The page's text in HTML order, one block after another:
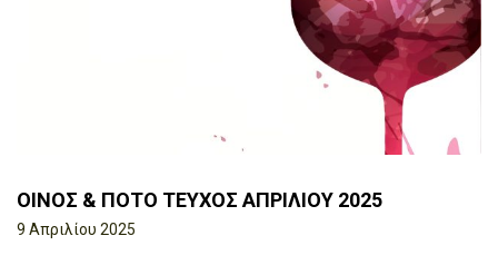
ΟΙΝΟΣ & ΠΟΤΟ ΤΕΥΧΟΣ ΑΠΡΙΛΙΟΥ 2025
9 Απριλίου 2025